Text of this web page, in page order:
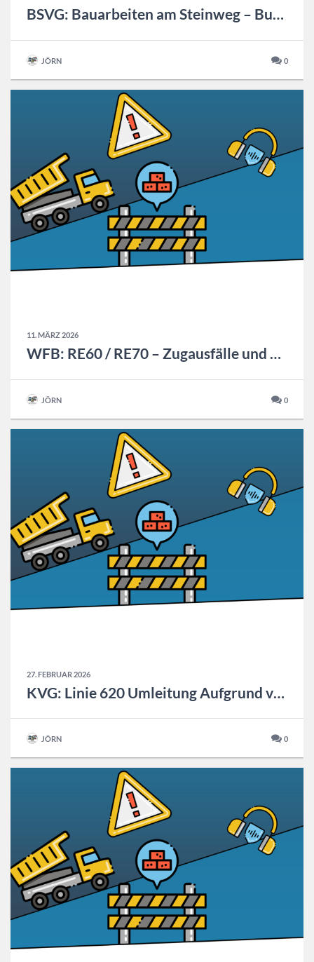
BSVG: Bauarbeiten am Steinweg – Buslinien halten verändert
JÖRN 0
11. MÄRZ 2026
WFB: RE60 / RE70 – Zugausfälle und geänderte Fahrzeiten zwischen Hannover Hbf und Braunschweig
JÖRN 0
27. FEBRUAR 2026
KVG: Linie 620 Umleitung Aufgrund von Bauarbeiten
JÖRN 0